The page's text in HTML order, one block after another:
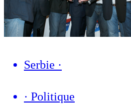
Serbie ·
· Politique